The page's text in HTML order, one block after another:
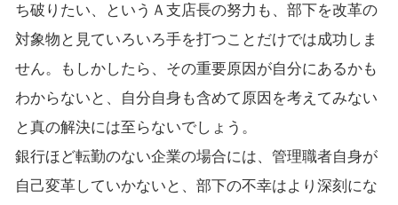
ち破りたい、というＡ支店長の努力も、部下を改革の
対象物と見ていろいろ手を打つことだけでは成功しま
せん。もしかしたら、その重要原因が自分にあるかも
わからないと、自分自身も含めて原因を考えてみない
と真の解決には至らないでしょう。
銀行ほど転勤のない企業の場合には、管理職者自身が
自己変革していかないと、部下の不幸はより深刻にな